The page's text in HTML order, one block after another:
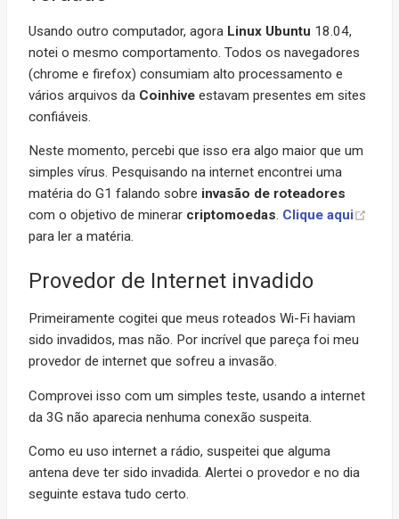
Usando outro computador, agora Linux Ubuntu 18.04,
notei o mesmo comportamento. Todos os navegadores
(chrome e firefox) consumiam alto processamento e
vários arquivos da Coinhive estavam presentes em sites
confiáveis.
Neste momento, percebi que isso era algo maior que um
simples vírus. Pesquisando na internet encontrei uma
matéria do G1 falando sobre invasão de roteadores
com o objetivo de minerar criptomoedas. Clique aqui
para ler a matéria.
Provedor de Internet invadido
Primeiramente cogitei que meus roteados Wi-Fi haviam
sido invadidos, mas não. Por incrível que pareça foi meu
provedor de internet que sofreu a invasão.
Comprovei isso com um simples teste, usando a internet
da 3G não aparecia nenhuma conexão suspeita.
Como eu uso internet a rádio, suspeitei que alguma
antena deve ter sido invadida. Alertei o provedor e no dia
seguinte estava tudo certo.